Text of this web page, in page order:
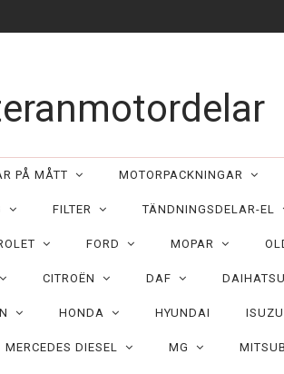
PÅ MÅTT MOTORPACKNINGAR
FILTER TÄNDNINGSDELAR-EL
FORD MOPAR
CITROËN DAF
HONDA HYUNDAI ISUZU
MERCEDES DIESEL MG